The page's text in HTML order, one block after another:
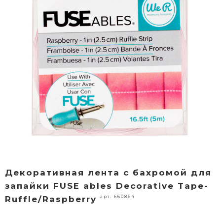
Декоративная лента с бахромой для
запайки FUSE ables Decorative Tape-
Ruffle/Raspberry
арт. 660864